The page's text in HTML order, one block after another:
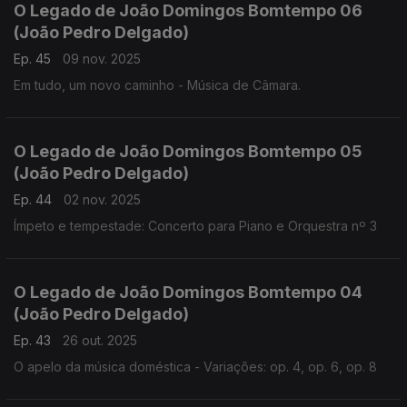
O Legado de João Domingos Bomtempo 06
(João Pedro Delgado)
Ep. 45
09 nov. 2025
Em tudo, um novo caminho - Música de Câmara.
O Legado de João Domingos Bomtempo 05
(João Pedro Delgado)
Ep. 44
02 nov. 2025
Ímpeto e tempestade: Concerto para Piano e Orquestra nº 3
O Legado de João Domingos Bomtempo 04
(João Pedro Delgado)
Ep. 43
26 out. 2025
O apelo da música doméstica - Variações: op. 4, op. 6, op. 8